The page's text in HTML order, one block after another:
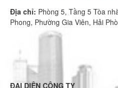
Địa chỉ: Phòng 5, Tầng 5 Tòa
Phong, Phường Gia Viên, Hải
ĐẠI DIỆN CÔNG TY